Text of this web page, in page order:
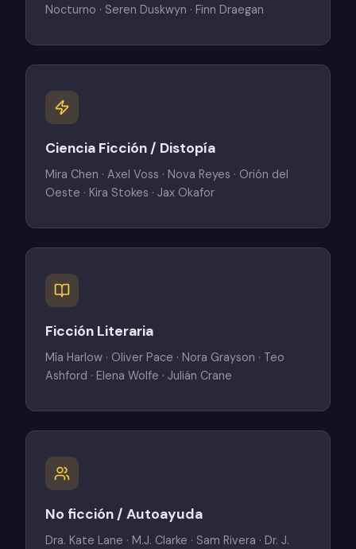
Nocturno · Seren Duskwyn · Finn Draegan
Ciencia Ficción / Distopía
Mira Chen · Axel Voss · Nova Reyes · Orión del
Oeste · Kira Stokes · Jax Okafor
Ficción Literaria
Mía Harlow · Oliver Pace · Nora Grayson · Teo
Ashford · Elena Wolfe · Julián Crane
No ficción / Autoayuda
Dra. Kate Lane · M.J. Clarke · Sam Rivera · Dr. J.